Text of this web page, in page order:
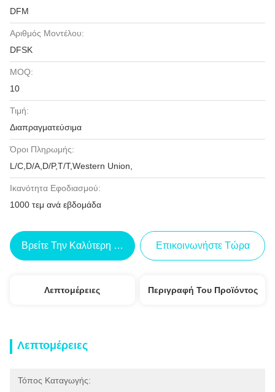
DFM
Αριθμός Μοντέλου:
DFSK
MOQ:
10
Τιμή:
Διαπραγματεύσιμα
Όροι Πληρωμής:
L/C,D/A,D/P,T/T,Western Union,
Ικανότητα Εφοδιασμού:
1000 τεμ ανά εβδομάδα
Βρείτε Την Καλύτερη Τιμή Επικοινωνήστε Τώρα
Λεπτομέρειες Περιγραφή Του Προϊόντος
Λεπτομέρειες
Τόπος Καταγωγής: